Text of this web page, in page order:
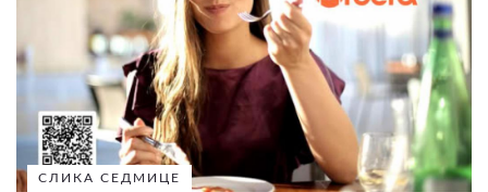
СЛИКА СЕДМИЦЕ